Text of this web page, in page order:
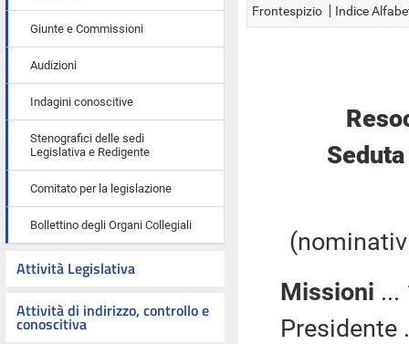
Giunte e Commissioni
Audizioni
Indagini conoscitive
Stenografici delle sedi
Legislativa e Redigente
Comitato per la legislazione
Bollettino degli Organi Collegiali
Attività Legislativa
Attività di indirizzo, controllo e
conoscitiva
Frontespizio Indice
Missioni ...
Presidente